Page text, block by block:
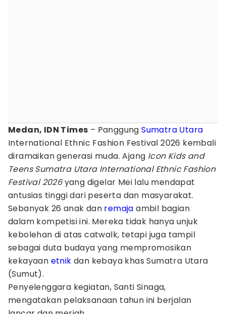
Medan, IDN Times – PanggungSumatra Utara
International Ethnic Fashion Festival 2026 kembali
diramaikan generasi muda. Ajang Icon Kids and
Teens Sumatra Utara International Ethnic Fashion
Festival 2026yang digelar Mei lalu mendapat
antusias tinggi dari peserta dan masyarakat.
Sebanyak 26 anak dan remaja ambil bagian
dalam kompetisi ini. Mereka tidak hanya unjuk
kebolehan di atas catwalk, tetapi juga tampil
sebagai duta budaya yang mempromosikan
kekayaan etnik dan kebaya khas Sumatra Utara
(Sumut).
Penyelenggara kegiatan, Santi Sinaga,
mengatakan pelaksanaan tahun ini berjalan